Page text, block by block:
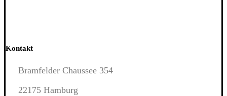
Kontakt
Bramfelder Chaussee 354
22175 Hamburg